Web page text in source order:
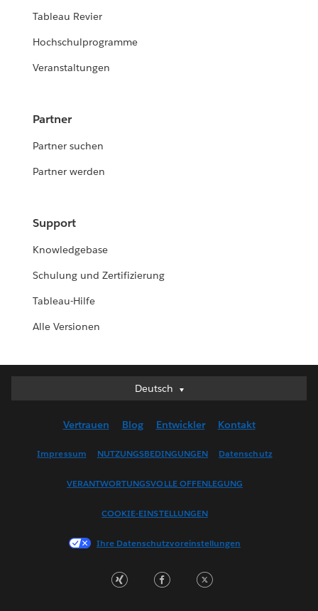
Tableau Revier
Hochschulprogramme
Veranstaltungen
Partner
Partner suchen
Partner werden
Support
Knowledgebase
Schulung und Zertifizierung
Tableau-Hilfe
Alle Versionen
Deutsch
Deutsch
English (US)
Français (France)
한국어
Português
Vertrauen Blog Entwickler Kontakt
Impressum NUTZUNGSBEDINGUNGEN Datenschutz
VERANTWORTUNGSVOLLE OFFENLEGUNG
COOKIE-EINSTELLUNGEN
Ihre Datenschutzvoreinstellungen